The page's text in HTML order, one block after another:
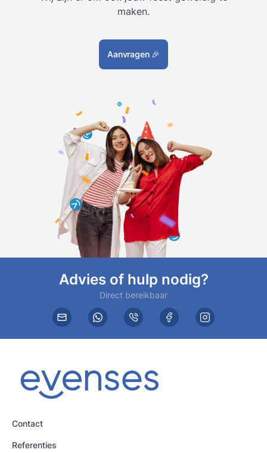
maken.
Aanvragen 🎉
Advies of hulp nodig?
Direct bereikbaar
Contact
Referenties